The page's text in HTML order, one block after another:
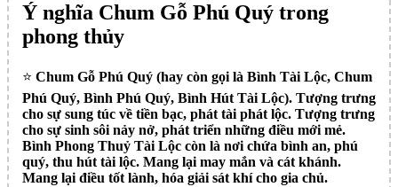
Ý nghĩa Chum Gỗ Phú Quý trong
phong thủy
⭐️ Chum Gỗ Phú Quý (hay còn gọi là Bình Tài Lộc, Chum
Phú Quý, Bình Phú Quý, Bình Hút Tài Lộc). Tượng trưng
cho sự sung túc về tiền bạc, phát tài phát lộc. Tượng trưng
cho sự sinh sôi nảy nở, phát triển những điều mới mẻ.
Bình Phong Thuỷ Tài Lộc còn là nơi chứa bình an, phú
quý, thu hút tài lộc. Mang lại may mắn và cát khánh.
Mang lại điều tốt lành, hóa giải sát khí cho gia chủ.